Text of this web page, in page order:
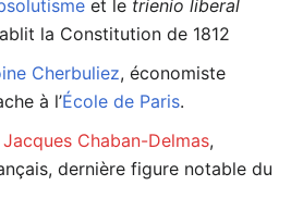
et le trienio liberal
la Constitution de 1812
Cherbuliez, économiste
à l’École de Paris.
Jacques Chaban-Delmas,
dernière figure notable du